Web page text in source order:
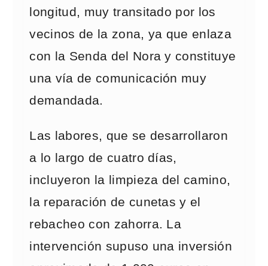
longitud, muy transitado por los
vecinos de la zona, ya que enlaza
con la Senda del Nora y constituye
una vía de comunicación muy
demandada.
Las labores, que se desarrollaron
a lo largo de cuatro días,
incluyeron la limpieza del camino,
la reparación de cunetas y el
rebacheo con zahorra. La
intervención supuso una inversión